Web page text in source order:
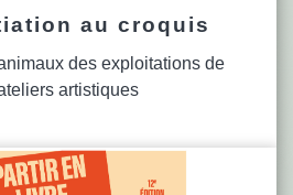
au croquis
des exploitations de
artistiques